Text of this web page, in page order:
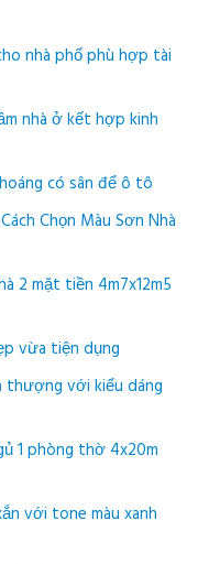
nhà phố phù hợp tài
nhà ở kết hợp kinh
có sân để ô tô
Chọn Màu Sơn Nhà
2 mặt tiền 4m7x12m5
vừa tiện dụng
thượng với kiểu dáng
1 phòng thờ 4x20m
với tone màu xanh